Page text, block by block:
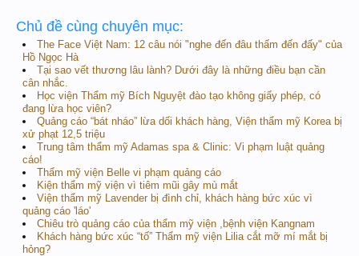
Chủ đề cùng chuyên mục:
The Face Việt Nam: 12 câu nói "nghe đến đâu thấm đến đấy" của
Hồ Ngọc Hà
Tại sao vết thương lâu lành? Dưới đây là những điều bạn cần
cân nhắc.
Học viện Thẩm mỹ Bích Nguyệt đào tạo không giấy phép, có
đang lừa học viên?
Quảng cáo “bát nháo” lừa dối khách hàng, Viện thẩm mỹ Korea bị
xử phạt 12,5 triệu
Trung tâm thẩm mỹ Adamas spa & Clinic: Vi phạm luật quảng
cáo!
Thẩm mỹ viện Belle vi phạm quảng cáo
Kiện thẩm mỹ viện vì tiêm mũi gây mù mắt
Viện thẩm mỹ Lavender bị đình chỉ, khách hàng bức xúc vì
quảng cáo 'láo'
Chiêu trò quảng cáo của thẩm mỹ viện ,bệnh viện Kangnam
Khách hàng bức xúc “tố” Thẩm mỹ viện Lilia cắt mỡ mí mắt bị
hỏng?